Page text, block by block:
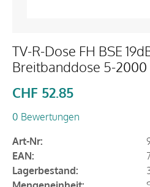
TV-R-Dose FH BSE
Breitbanddose 5-2000
CHF 52.85
0 Bewertungen
Art-Nr:
EAN:
Lagerbestand: